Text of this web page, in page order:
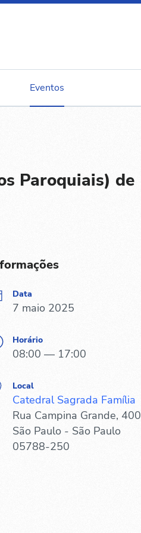
Eventos
Paroquiais) de
Data
7 maio 2025
Horário
08:00 — 17:00
Local
Catedral Sagrada Família
Rua Campina Grande, 400
São Paulo - São Paulo
05788-250